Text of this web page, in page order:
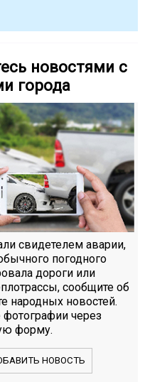
новостями с
города
свидетелем аварии,
погодного
дороги или
сообщите об
народных новостей.
фотографии через
форму.
НОВОСТЬ